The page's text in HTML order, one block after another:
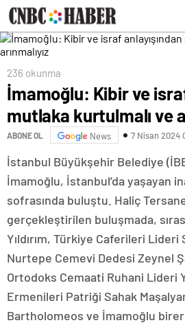
236 okunma
İmamoğlu: Kibir ve
mutlaka kurtulmalı ve
ABONE OL News 7 Nisan 2024
İstanbul Büyükşehir Belediye
İmamoğlu, İstanbul’da yaşayan
sofrasında buluştu. Haliç
gerçekleştirilen buluşmada,
Yıldırım, Türkiye Caferileri
Nurtepe Cemevi Dedesi Zeynel
Ortodoks Cemaati Ruhani Lideri
Ermenileri Patriği Sahak
Bartholomeos ve İmamoğlu birer